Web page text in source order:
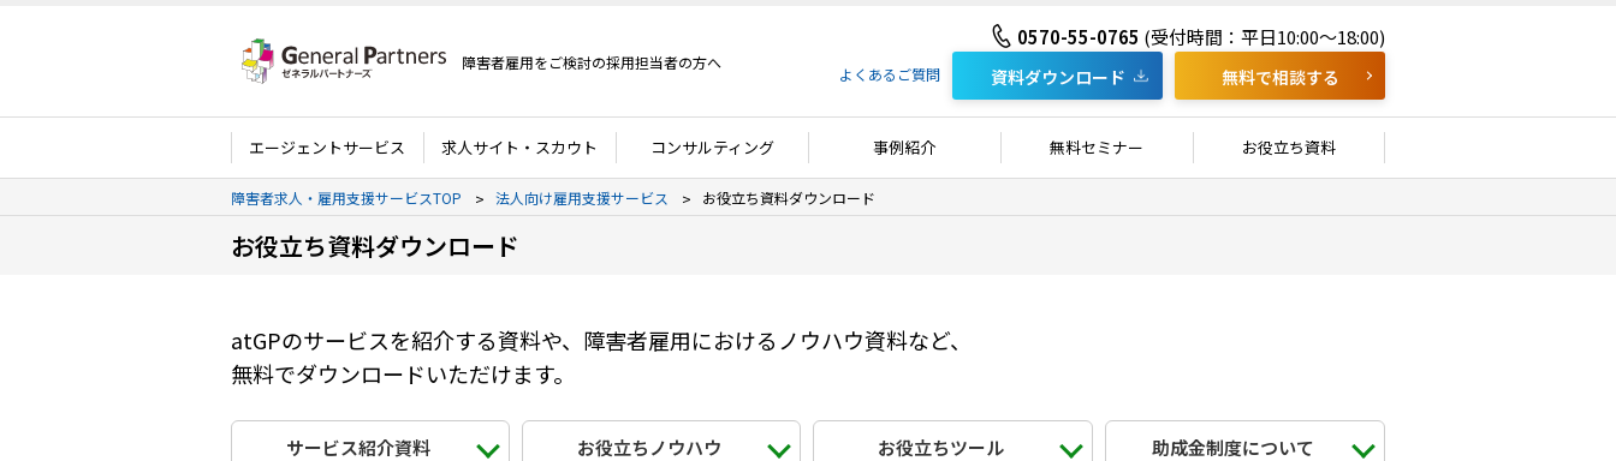
障害者雇用をご検討の採用担当者の方へ
0570-55-0765 (受付時間：平日10:00～18:00)
よくあるご質問 資料ダウンロード 無料で相談する
エージェントサービス 求人サイト・スカウト コンサルティング 事例紹介 無料セミナー お役立ち資料
障害者求人・雇用支援サービスTOP 法人向け雇用支援サービス お役立ち資料ダウンロード
お役立ち資料ダウンロード
atGPのサービスを紹介する資料や、障害者雇用におけるノウハウ資料など、
無料でダウンロードいただけます。
サービス紹介資料 お役立ちノウハウ お役立ちツール 助成金制度について